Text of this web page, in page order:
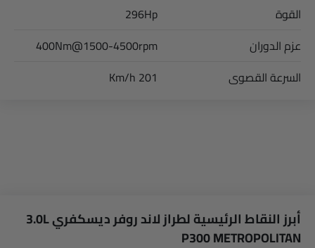
القوة
296Hp
عزم الدوران
400Nm@1500-4500rpm
السرعة القصوى
201 Km/h
أبرز النقاط الرئيسية لطراز لاند روفر ديسكفري 3.0L
P300 METROPOLITAN